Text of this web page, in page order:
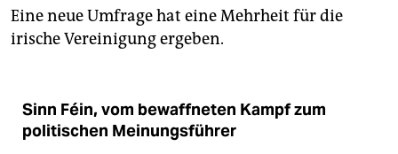
Eine neue Umfrage hat eine Mehrheit für die
irische Vereinigung ergeben.
Sinn Féin, vom bewaffneten Kampf zum
politischen Meinungsführer